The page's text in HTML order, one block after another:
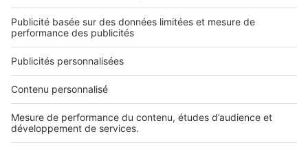
Découvrez nos applications
Services pro